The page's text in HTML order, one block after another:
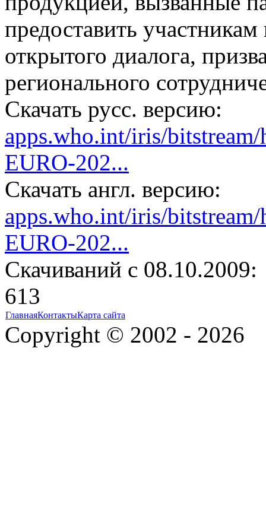
предоставить
открытого диалога,
регионального
Скачать русс. версию:
apps.who.int/iris/
EURO-202...
Скачать англ. версию:
apps.who.int/iris/
EURO-202...
Cкачиваний с 08.10.2009:
613
ГлавнаяКонтактыКарта сайта
Copyright © 2002 - 2026